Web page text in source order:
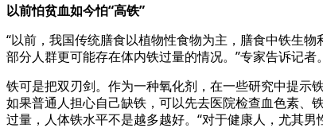
以前怕贫血如今怕“高铁”
“以前，我国传统膳食以植物性食物为主，膳食中铁生
部分人群更可能存在体内铁过量的情况。”专家告诉记者。
铁可是把双刃剑。作为一种氧化剂，在一些研究中提示
如果普通人担心自己缺铁，可以先去医院检查血色素、
过量，人体铁水平不是越多越好。“对于健康人，尤其男